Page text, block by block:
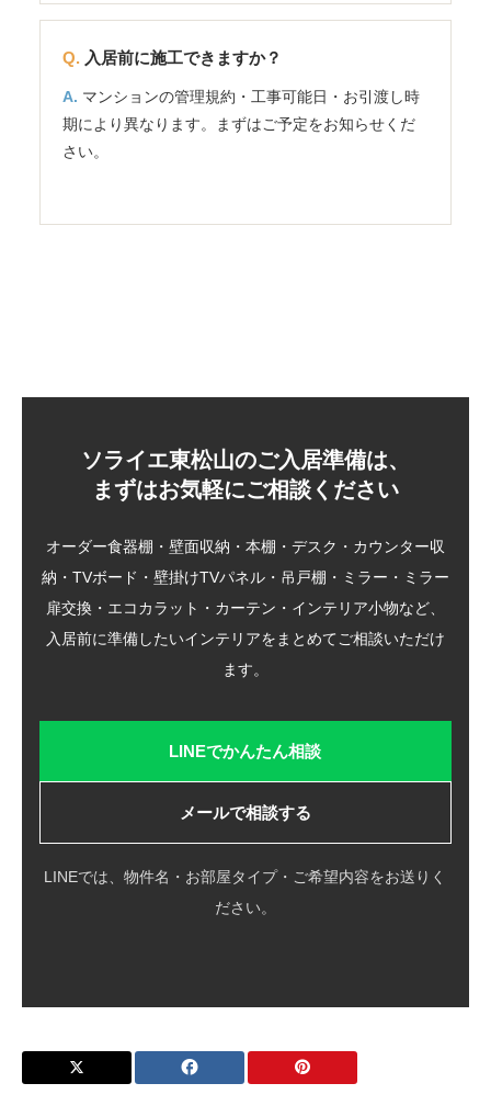
入居前に施工できますか？
マンションの管理規約・工事可能日・お引渡し時
期により異なります。まずはご予定をお知らせくだ
さい。
ソライエ東松山のご入居準備は、
まずはお気軽にご相談ください
オーダー食器棚・壁面収納・本棚・デスク・カウンター収
納・TVボード・壁掛けTVパネル・吊戸棚・ミラー・ミラー
扉交換・エコカラット・カーテン・インテリア小物など、
入居前に準備したいインテリアをまとめてご相談いただけ
ます。
LINEでかんたん相談
メールで相談する
LINEでは、物件名・お部屋タイプ・ご希望内容をお送りく
ださい。